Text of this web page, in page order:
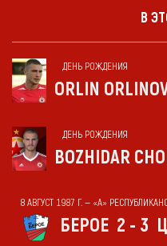
В
ДЕНЬ РОЖДЕНИЯ
ORLIN
ДЕНЬ РОЖДЕНИЯ
BOZHIDAR
8 АВГУСТ 1987 Г. — «А»
БЕРОЕ 2 - 3